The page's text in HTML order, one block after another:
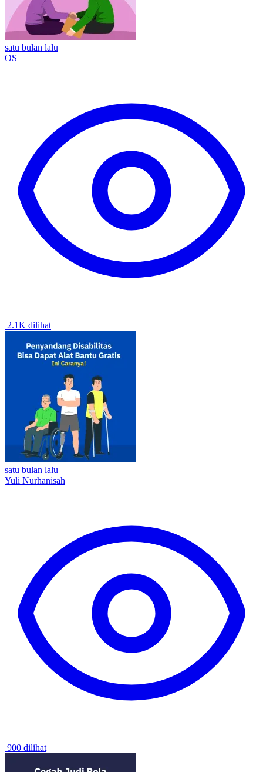
satu bulan lalu
OS
2.1K dilihat
satu bulan lalu
Yuli Nurhanisah
900 dilihat